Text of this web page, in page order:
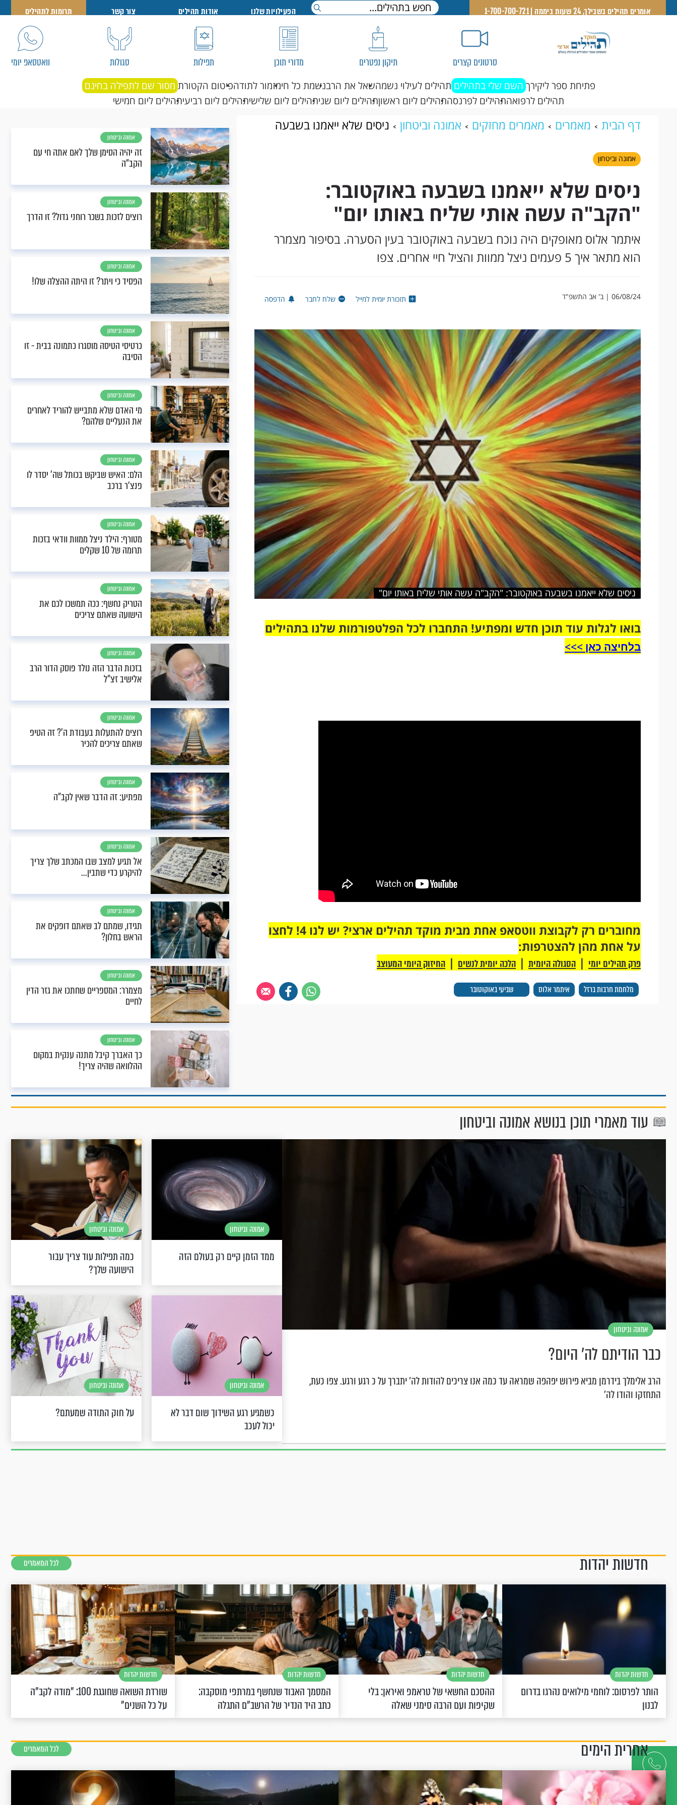
דברו
איתנו
אומרים תהילים בשבילך, 24 שעות ביממה | 1-700-700-721 הפעילויות שלנו אודות תהילים צור קשר תרומות לתהילים
סרטונים קצרים תיקון נפטרים מדורי תוכן תפילות סגולות וואטסאפ יומי
פתיחת ספר ליקירך השם שלי בתהילים תהילים לעילוי נשמהשאל את הרבנשמת כל חימזמור לתודהפיטום הקטורת מסור שם לתפילה בחינם
תהילים לרפואהתהילים לפרנסהתהילים ליום ראשוןתהילים ליום שניתהילים ליום שלישיתהילים ליום רביעיתהילים ליום חמישי
דף הבית מאמרים מאמרים מחזקים אמונה וביטחון
ניסים שלא ייאמנו בשבעה
באוקטובר: "הקב"ה עשה אותי שליח באותו יום"
אמונה וביטחון
ניסים שלא ייאמנו בשבעה באוקטובר:
"הקב"ה עשה אותי שליח באותו יום"
איתמר אלוס מאופקים היה נוכח בשבעה באוקטובר בעין הסערה. בסיפור מצמרר
הוא מתאר איך 5 פעמים ניצל ממוות והציל חיי אחרים. צפו
06/08/24 | ב' אב התשפ"ד תזכורת יומית למייל שלח לחבר הדפסה
ניסים שלא ייאמנו בשבעה באוקטובר: "הקב"ה עשה אותי שליח באותו יום"
בואו לגלות עוד תוכן חדש ומפתיע! התחברו לכל הפלטפורמות שלנו בתהילים
בלחיצה כאן >>>​
מלחמת חרבות ברזל איתמר אלוס שביעי באוקוטובר
מחוברים רק לקבוצת ווטסאפ אחת מבית מוקד תהילים ארצי? יש לנו 4! לחצו
על אחת מהן להצטרפות:
פרק תהילים יומי | הסגולה היומית | הלכה יומית לנשים | החיזוק היומי המעוצב
אמונה וביטחון
זה יהיה הסימן שלך לאם אתה חי עם
הקב"ה
אמונה וביטחון
רוצים לזכות בשכר רוחני גדול? זו הדרך
אמונה וביטחון
הפסיד כי ויתר? זו היתה ההצלה שלו!
אמונה וביטחון
כרטיסי הטיסה מוסגרו כתמונה בבית - זו
הסיבה
אמונה וביטחון
מי האדם שלא מתבייש להוריד לאחרים
את הנעליים שלהם?
אמונה וביטחון
הלם: האיש שביקש בכותל שה' יסדר לו
פנצ'ר ברכב
אמונה וביטחון
מטורף: הילד ניצל ממוות וודאי בזכות
תרומה של 10 שקלים
אמונה וביטחון
הטריק נחשף: ככה תמשכו לכם את
הישועה שאתם צריכים
אמונה וביטחון
בזכות הדבר הזה נולד פוסק הדור הרב
אלישיב זצ"ל
אמונה וביטחון
רוצים להתעלות בעבודת ה'? זה הטיפ
שאתם צריכים להכיר
אמונה וביטחון
מפתיע: זה הדבר שאין לקב"ה
אמונה וביטחון
אל תגיע למצב שבו המכתב שלך צריך
להיקרע כדי שתבין...
אמונה וביטחון
תגידו, שמתם לב שאתם דופקים את
הראש בחלון?
אמונה וביטחון
מצמרר: המספריים שחתכו את גזר הדין
לחיים
אמונה וביטחון
כך האברך קיבל מתנה ענקית במקום
ההלוואה שהיה צריך!
עוד מאמרי תוכן בנושא אמונה וביטחון
אמונה וביטחון
כבר הודיתם לה' היום?
הרב אלימלך בידרמן מביא פירוש יפהפה שמראה עד כמה אנו צריכים להודות לה' יתברך על כ רגע ורגע. צפו כעת,
התחזקו והודו לה'
אמונה וביטחון
ממד הזמן קיים רק בעולם הזה
אמונה וביטחון
כמה תפילות עוד צריך עבור
הישועה שלך?
אמונה וביטחון
כשמגיע רגע השידוך שום דבר לא
יכול לעכב
אמונה וביטחון
על חוק התודה שמעתם?
חדשות יהדות לכל המאמרים
חדשות יהדות
הותר לפרסום: לוחמי מילואים נהרגו בדרום
לבנון
חדשות יהדות
ההסכם החשאי של טראמפ ואיראן: בלי
שקיפות ועם הרבה סימני שאלה
חדשות יהדות
המסמך האבוד שנחשף במרתפי מוסקבה:
כתב היד הנדיר של הרשב"ם התגלה
חדשות יהדות
שורדת השואה שחוגגת 100: "מודה לקב"ה
על כל השנים"
אחרית הימים לכל המאמרים